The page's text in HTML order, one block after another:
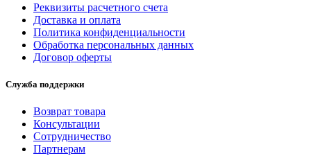
Реквизиты расчетного счета
Доставка и оплата
Политика конфиденциальности
Обработка персональных данных
Договор оферты
Служба поддержки
Возврат товара
Консультации
Сотрудничество
Партнерам